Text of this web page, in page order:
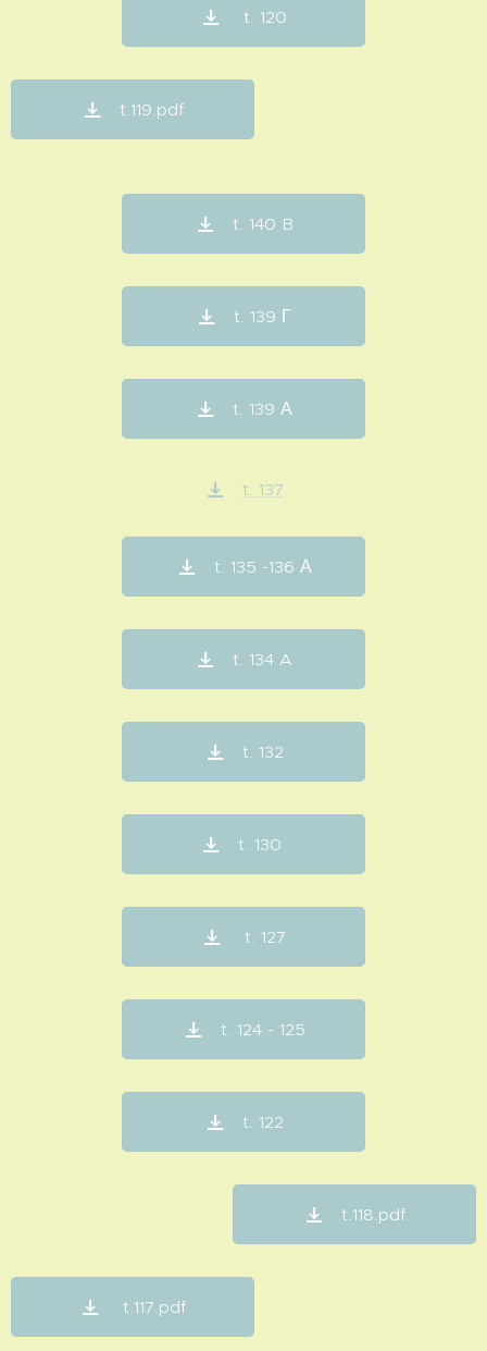
t. 120
t.119.pdf
t. 140 B
t. 139 Γ
t. 139 Α
t. 137
t. 135 -136 Α
t. 134 A
t. 132
t. 130
t. 127
t. 124 - 125
t. 122
t.118.pdf
t.117.pdf